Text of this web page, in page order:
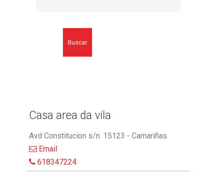
Buscar
Casa area da vila
Avd Constitucion s/n. 15123 - Camariñas
Email
618347224